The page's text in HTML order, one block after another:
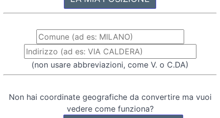
(non usare abbreviazioni, come V. o C.DA)
Non hai coordinate geografiche da convertire ma vuoi
vedere come funziona?